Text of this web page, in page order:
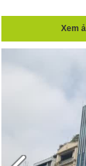
Xem